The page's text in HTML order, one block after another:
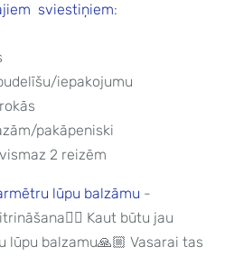
sviestiņiem:
iepakojumu
pakāpeniski
2 reizēm
lūpu balzāmu -
Kaut būtu jau
lūpu balzamu🙏🏼 Vasarai tas